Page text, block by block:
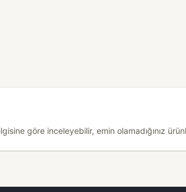
göre inceleyebilir, emin olamadığınız